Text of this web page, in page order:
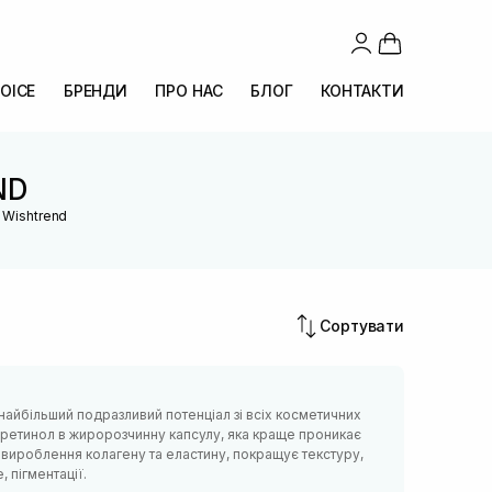
БРЕНДИ ПРО НАС БЛОГ КОНТАКТИ
Сортувати
подразливий потенціал зі всіх косметичних
в жиророзчинну капсулу, яка краще проникає
колагену та еластину, покращує текстуру,